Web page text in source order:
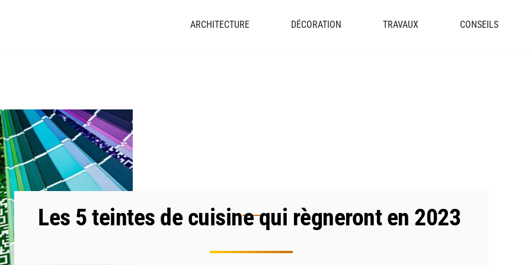
ARCHITECTURE DÉCORATION TRAVAUX CONSEILS
Les 5 teintes de cuisine qui règneront en 2023